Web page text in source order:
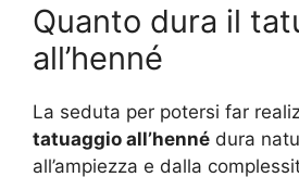
Quanto dura il
all’henné
La seduta per potersi far
tatuaggio all’henné dura
all’ampiezza e dalla